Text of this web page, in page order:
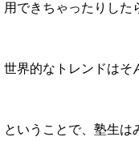
用できちゃったりした
世界的なトレンドはそ
ということで、塾生は